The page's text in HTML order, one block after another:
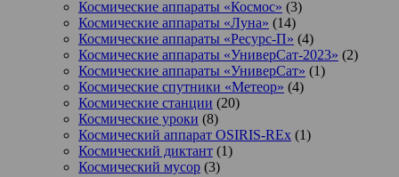
Космические аппараты «Космос» (3)
Космические аппараты «Луна» (14)
Космические аппараты «Ресурс-П» (4)
Космические аппараты «УниверСат-2023» (2)
Космические аппараты «УниверСат» (1)
Космические спутники «Метеор» (4)
Космические станции (20)
Космические уроки (8)
Космический аппарат OSIRIS-REx (1)
Космический диктант (1)
Космический мусор (3)